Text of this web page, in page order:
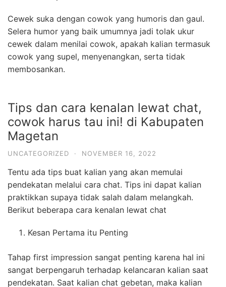
Cewek suka dengan cowok yang humoris dan gaul.
Selera humor yang baik umumnya jadi tolak ukur
cewek dalam menilai cowok, apakah kalian termasuk
cowok yang supel, menyenangkan, serta tidak
membosankan.
Tips dan cara kenalan lewat chat,
cowok harus tau ini! di Kabupaten
Magetan
UNCATEGORIZED · NOVEMBER 16, 2022
Tentu ada tips buat kalian yang akan memulai
pendekatan melalui cara chat. Tips ini dapat kalian
praktikkan supaya tidak salah dalam melangkah.
Berikut beberapa cara kenalan lewat chat
Kesan Pertama itu Penting
Tahap first impression sangat penting karena hal ini
sangat berpengaruh terhadap kelancaran kalian saat
pendekatan. Saat kalian chat gebetan, maka kalian